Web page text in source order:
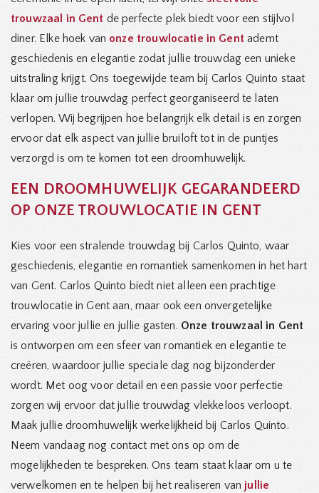
trouwzaal in Gent de perfecte plek biedt voor een stijlvol
diner. Elke hoek van onze trouwlocatie in Gentademt
geschiedenis en elegantie zodat jullie trouwdag een unieke
uitstraling krijgt. Ons toegewijde team bij Carlos Quinto staat
klaar om jullie trouwdag perfect georganiseerd te laten
verlopen. Wij begrijpen hoe belangrijk elk detail is en zorgen
ervoor dat elk aspect van jullie bruiloft tot in de puntjes
verzorgd is om te komen tot een droomhuwelijk.
EEN DROOMHUWELIJK GEGARANDEERD
OP ONZE TROUWLOCATIE IN GENT
Kies voor een stralende trouwdag bij Carlos Quinto, waar
geschiedenis, elegantie en romantiek samenkomen in het hart
van Gent. Carlos Quinto biedt niet alleen een prachtige
trouwlocatie in Gent aan, maar ook een onvergetelijke
ervaring voor jullie en jullie gasten. Onze trouwzaal in Gent
is ontworpen om een sfeer van romantiek en elegantie te
creëren, waardoor jullie speciale dag nog bijzonderder
wordt. Met oog voor detail en een passie voor perfectie
zorgen wij ervoor dat jullie trouwdag vlekkeloos verloopt.
Maak jullie droomhuwelijk werkelijkheid bij Carlos Quinto.
Neem vandaag nog contact met ons op om de
mogelijkheden te bespreken. Ons team staat klaar om u te
verwelkomen en te helpen bij het realiseren van jullie